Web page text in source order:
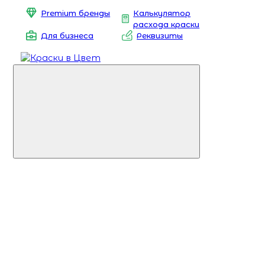
Premium бренды
Калькулятор
расхода краски
Для бизнеса
Реквизиты